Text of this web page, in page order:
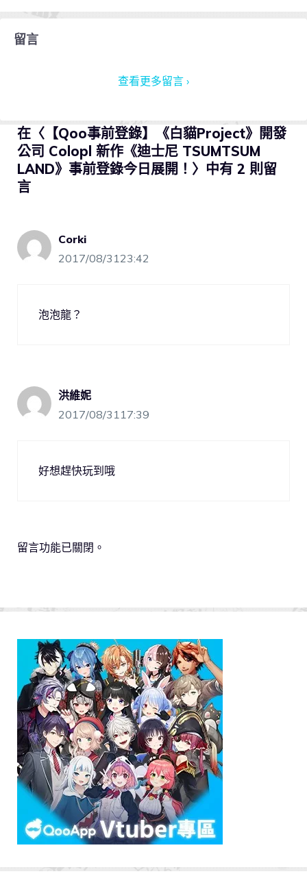
留言
查看更多留言 ›
在〈【Qoo事前登錄】《白貓Project》開發
公司 Colopl 新作《迪士尼 TSUMTSUM
LAND》事前登錄今日展開！〉中有 2 則留
言
Corki
2017/08/3123:42
泡泡龍？
洪維妮
2017/08/3117:39
好想趕快玩到哦
留言功能已關閉。